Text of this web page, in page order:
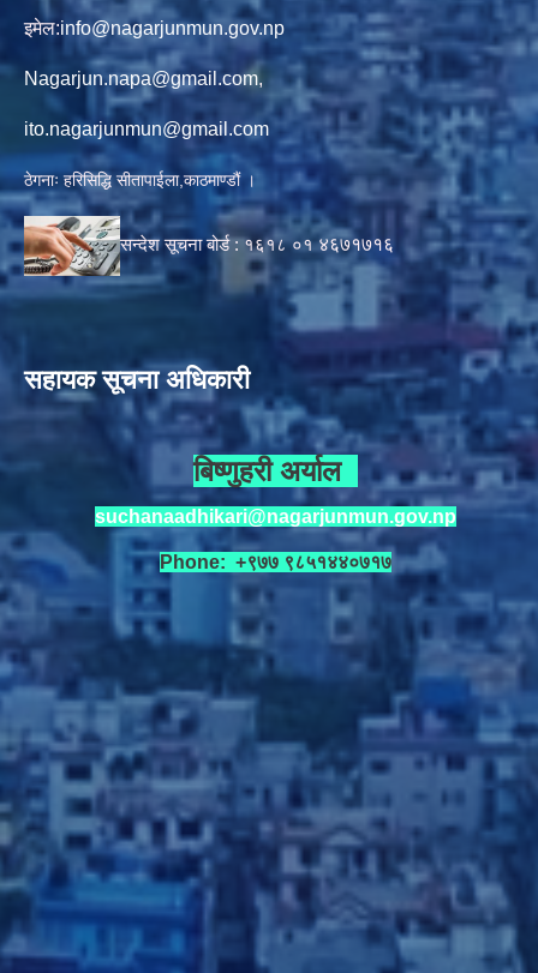
इमेल:info@nagarjunmun.gov.np
Nagarjun.napa@gmail.com,
ito.nagarjunmun@gmail.com
ठेगनाः हरिसिद्धि सीतापाईला,काठमाण्डौं ।
सन्देश सूचना बोर्ड : १६१८ ०१४६७१७१६
सहायक सूचना अधिकारी
बिष्णुहरी अर्याल
suchanaadhikari@nagarjunmun.gov.np
Phone: +९७७ ९८५१४४०७१७